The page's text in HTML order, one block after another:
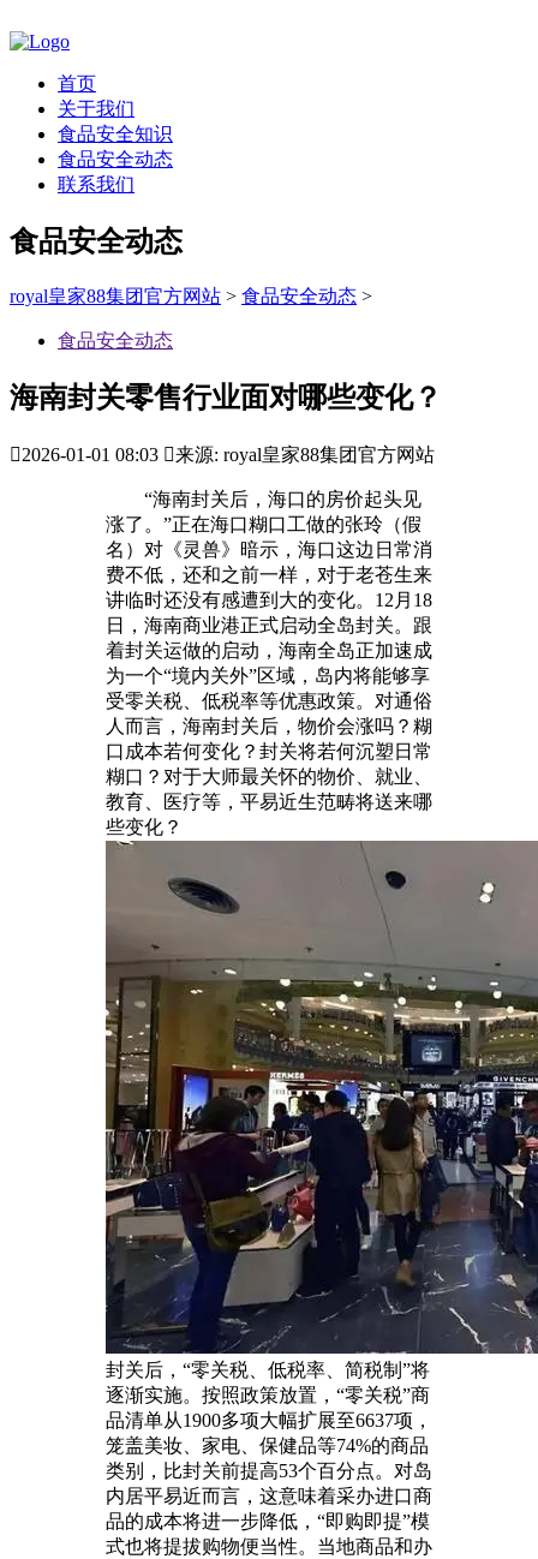
首页
关于我们
食品安全知识
食品安全动态
联系我们
食品安全动态
royal皇家88集团官方网站 > 食品安全动态 >
食品安全动态
海南封关零售行业面对哪些变化？
2026-01-01 08:03 来源: royal皇家88集团官方网站
“海南封关后，海口的房价起头见
涨了。”正在海口糊口工做的张玲（假
名）对《灵兽》暗示，海口这边日常消
费不低，还和之前一样，对于老苍生来
讲临时还没有感遭到大的变化。12月18
日，海南商业港正式启动全岛封关。跟
着封关运做的启动，海南全岛正加速成
为一个“境内关外”区域，岛内将能够享
受零关税、低税率等优惠政策。对通俗
人而言，海南封关后，物价会涨吗？糊
口成本若何变化？封关将若何沉塑日常
糊口？对于大师最关怀的物价、就业、
教育、医疗等，平易近生范畴将送来哪
些变化？
封关后，“零关税、低税率、简税制”将
逐渐实施。按照政策放置，“零关税”商
品清单从1900多项大幅扩展至6637项，
笼盖美妆、家电、保健品等74%的商品
类别，比封关前提高53个百分点。对岛
内居平易近而言，这意味着采办进口商
品的成本将进一步降低，“即购即提”模
式也将提拔购物便当性。当地商品和办